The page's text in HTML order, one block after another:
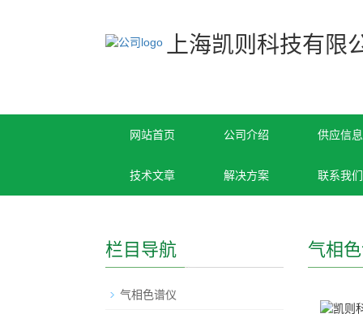
上海凯则科技有限
网站首页 公司介绍 供应信息
技术文章 解决方案 联系我们
气相
栏目导航
气相色谱仪